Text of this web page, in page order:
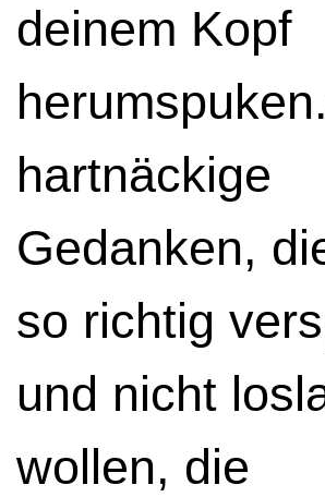
deinem Kopf
hartnäckige
Gedanken,
so richtig
und nicht
wollen, die